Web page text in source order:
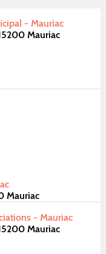
- Mauriac
Mauriac
Mauriac
- Mauriac
Mauriac